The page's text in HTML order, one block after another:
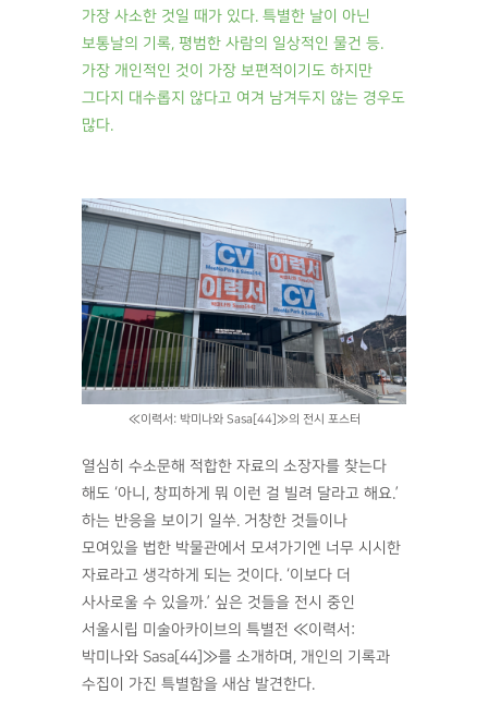
가장 사소한 것일 때가 있다. 특별한 날이 아닌
보통날의 기록, 평범한 사람의 일상적인 물건 등.
가장 개인적인 것이 가장 보편적이기도 하지만
그다지 대수롭지 않다고 여겨 남겨두지 않는 경우도
많다.
≪이력서: 박미나와 Sasa[44]≫의 전시 포스터
열심히 수소문해 적합한 자료의 소장자를 찾는다
해도 ‘아니, 창피하게 뭐 이런 걸 빌려 달라고 해요.’
하는 반응을 보이기 일쑤. 거창한 것들이나
모여있을 법한 박물관에서 모셔가기엔 너무 시시한
자료라고 생각하게 되는 것이다. ‘이보다 더
사사로울 수 있을까.’ 싶은 것들을 전시 중인
서울시립 미술아카이브의 특별전 ≪이력서:
박미나와 Sasa[44]≫를 소개하며, 개인의 기록과
수집이 가진 특별함을 새삼 발견한다.